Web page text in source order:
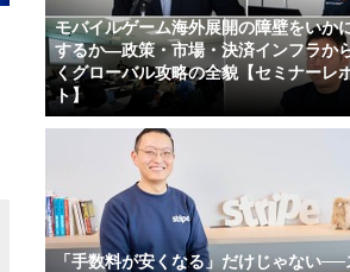
モバイルゲーム海外展開の障壁をいか
するか―政策・市場・決済インフラか
くグローバル攻略の全貌【セミナーレ
ト】
「手数料が安くなる」だけじゃない──